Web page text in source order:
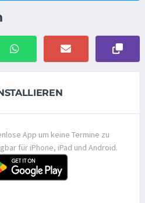
App um keine Termine zu
für iPhone, iPad und Android.